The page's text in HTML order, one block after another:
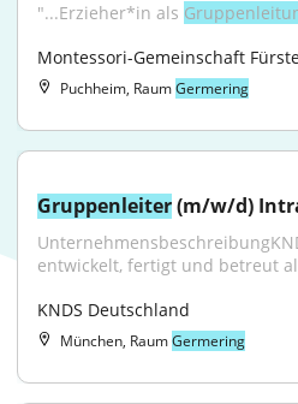
"...Erzieher*in als
Montessori-Gemeinschaft
Puchheim, RaumGermering
Gruppenleiter (m/w/d)
entwickelt, fertigt und betreut
KNDS Deutschland
München, RaumGermering